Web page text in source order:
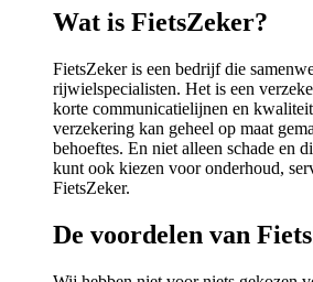
Wat is FietsZeker?
FietsZeker is een bedrijf die
rijwielspecialisten. Het is een
korte communicatielijnen en
verzekering kan geheel op maat
behoeftes. En niet alleen schade en
kunt ook kiezen voor onderhoud,
FietsZeker.
De voordelen van